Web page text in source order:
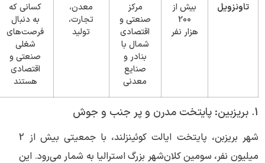
تاونزویل
بیش از
200
هزار نفر
مرکز
صنعتی و
اقتصادی
شمال با
بنادر و
صنایع
معدنی
معدن،
تجارت،
تولید
کسانی که
به دنبال
فرصت‌های
شغلی
صنعتی و
اقتصادی
هستند
1. بریزبین: پایتخت مدرن و پر جنب و جوش
شهر بریزبن، پایتخت ایالت کوئینزلند، با جمعیتی بیش از 2
میلیون نفر، سومین کلان‌شهر بزرگ استرالیا به شمار می‌رود. این